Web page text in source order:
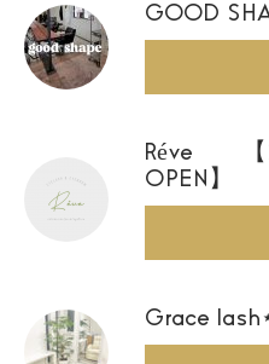
GOOD
Réve 【
OPEN】
Grace